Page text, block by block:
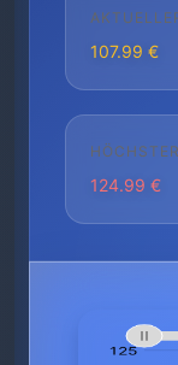
107.99 €
124.99 €